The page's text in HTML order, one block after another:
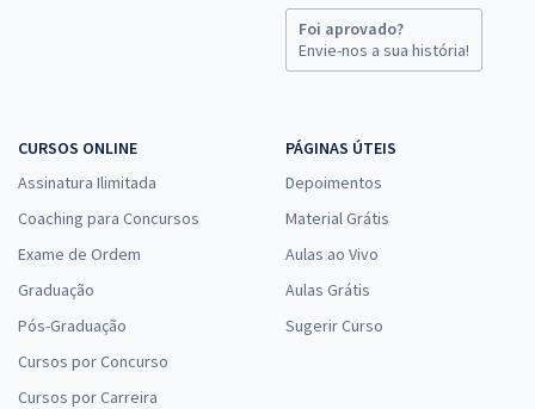
Foi aprovado?
Envie-nos a sua história!
CURSOS ONLINE
Assinatura Ilimitada
Coaching para Concursos
Exame de Ordem
Graduação
Pós-Graduação
Cursos por Concurso
Cursos por Carreira
PÁGINAS ÚTEIS
Depoimentos
Material Grátis
Aulas ao Vivo
Aulas Grátis
Sugerir Curso